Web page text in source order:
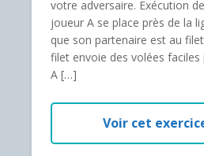
votre adversaire. Exécution
joueur A se place près de la
que son partenaire est au
filet envoie des volées
A […]
Voir cet